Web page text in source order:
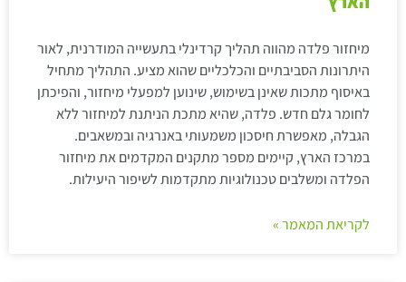
מיחזור פלדה מהווה תהליך קרדינלי בתעשייה המודרנית, לאור
היתרונות הסביבתיים והכלכליים שהוא מציע. התהליך מתחיל
באיסוף מתכות שאינן בשימוש, שינוען למפעלי מיחזור, והפיכתן
לחומר גלם חדש. פלדה, שהיא מתכת הניתנת למיחזור ללא
הגבלה, מאפשרת חיסכון משמעותי באנרגיה ובמשאבים.
במרכז הארץ, קיימים מספר מתקנים המקדמים את מיחזור
הפלדה ומשלבים טכנולוגיות מתקדמות לשיפור היעילות.
לקריאת המאמר »